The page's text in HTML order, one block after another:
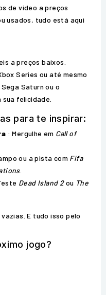
de vídeo a preços
usados, tudo está aqui
a preços baixos.
Series ou até mesmo
Saturn ou o
felicidade.
para te inspirar:
: Mergulhe em Call of
ou a pista com Fifa
.
Dead Island 2ou The
E tudo isso pelo
jogo?